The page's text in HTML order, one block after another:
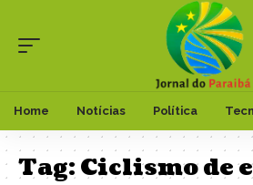
Home Notícias Política
Tag:Ciclismo de